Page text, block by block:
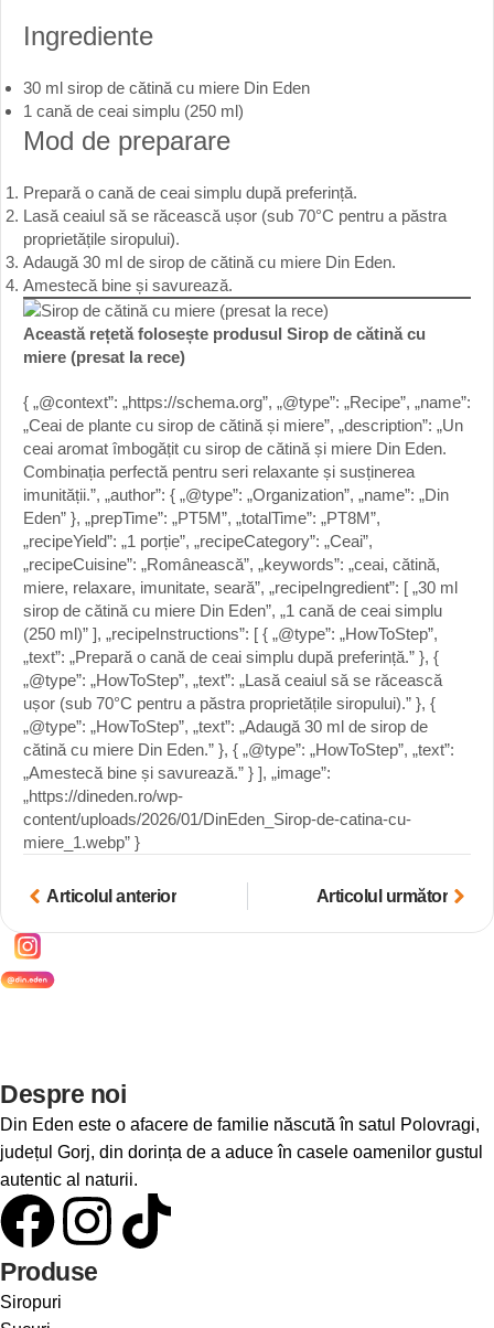
Ingrediente
30 ml sirop de cătină cu miere Din Eden
1 cană de ceai simplu (250 ml)
Mod de preparare
Prepară o cană de ceai simplu după preferință.
Lasă ceaiul să se răcească ușor (sub 70°C pentru a păstra
proprietățile siropului).
Adaugă 30 ml de sirop de cătină cu miere Din Eden.
Amestecă bine și savurează.
Această rețetă folosește produsul Sirop de cătină cu
miere (presat la rece)
{ „@context”: „https://schema.org”, „@type”: „Recipe”, „name”:
„Ceai de plante cu sirop de cătină și miere”, „description”: „Un
ceai aromat îmbogățit cu sirop de cătină și miere Din Eden.
Combinația perfectă pentru seri relaxante și susținerea
imunității.”, „author”: { „@type”: „Organization”, „name”: „Din
Eden” }, „prepTime”: „PT5M”, „totalTime”: „PT8M”,
„recipeYield”: „1 porție”, „recipeCategory”: „Ceai”,
„recipeCuisine”: „Românească”, „keywords”: „ceai, cătină,
miere, relaxare, imunitate, seară”, „recipeIngredient”: [ „30 ml
sirop de cătină cu miere Din Eden”, „1 cană de ceai simplu
(250 ml)” ], „recipeInstructions”: [ { „@type”: „HowToStep”,
„text”: „Prepară o cană de ceai simplu după preferință.” }, {
„@type”: „HowToStep”, „text”: „Lasă ceaiul să se răcească
ușor (sub 70°C pentru a păstra proprietățile siropului).” }, {
„@type”: „HowToStep”, „text”: „Adaugă 30 ml de sirop de
cătină cu miere Din Eden.” }, { „@type”: „HowToStep”, „text”:
„Amestecă bine și savurează.” } ], „image”:
„https://dineden.ro/wp-
content/uploads/2026/01/DinEden_Sirop-de-catina-cu-
miere_1.webp” }
Articolul anterior Articolul următor
Despre noi
Din Eden este o afacere de familie născută în satul Polovragi,
județul Gorj, din dorința de a aduce în casele oamenilor gustul
autentic al naturii.
Produse
Siropuri